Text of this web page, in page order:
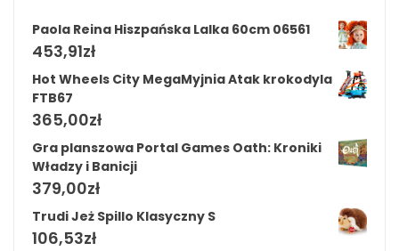
Paola Reina Hiszpańska Lalka 60cm 06561
453,91zł
Hot Wheels City MegaMyjnia Atak krokodyla
FTB67
365,00zł
Gra planszowa Portal Games Oath: Kroniki
Władzy i Banicji
379,00zł
Trudi Jeż Spillo Klasyczny S
106,53zł